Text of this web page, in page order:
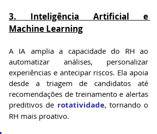
3. Inteligência Artificial e
Machine Learning
A IA amplia a capacidade do RH ao
automatizar análises, personalizar
experiências e antecipar riscos. Ela apoia
desde a triagem de candidatos até
recomendações de treinamento e alertas
preditivos de rotatividade, tornando o
RH mais proativo.